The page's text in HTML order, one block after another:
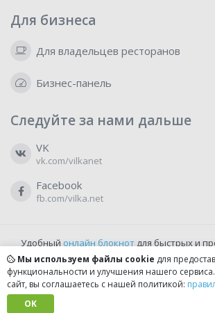
Для бизнеса
Для владельцев ресторанов
Бизнес-панель
Следуйте за нами дальше
VK
vk.com/vilkanet
Facebook
fb.com/vilka.net
Удобный онлайн блокнотдля быстрых и
бесплатно и доступно прямо из
Мы используем файлы cookie для
функциональности и улучшения нашего
сайт, вы соглашаетесь с нашей политикой:
OK